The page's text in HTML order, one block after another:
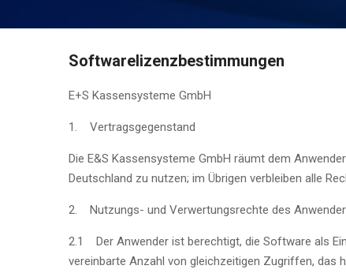
Softwarelizenzbestimmungen
E+S Kassensysteme GmbH
1. Vertragsgegenstand
Die E&S Kassensysteme GmbH räumt dem
Deutschland zu nutzen; im Übrigen verbleiben alle
2. Nutzungs- und Verwertungsrechte des
2.1 Der Anwender ist berechtigt, die Software als
vereinbarte Anzahl von gleichzeitigen Zugriffen, das